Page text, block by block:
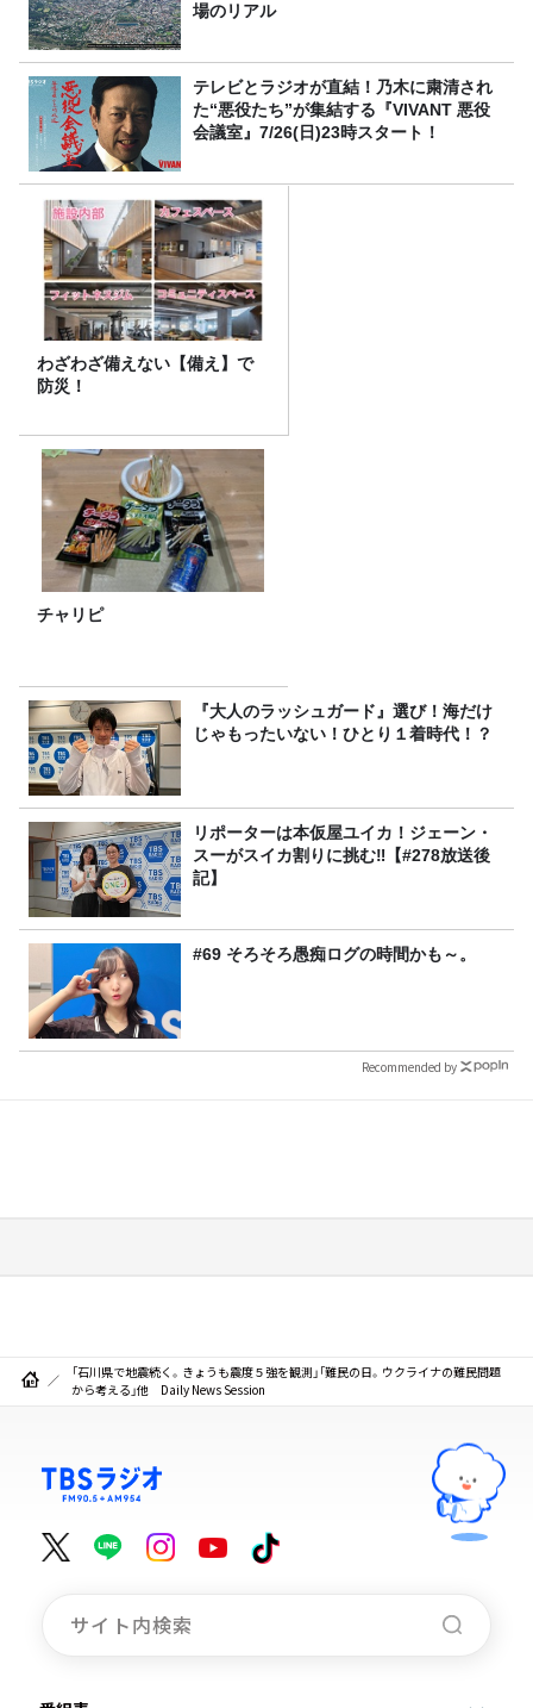
場のリアル
テレビとラジオが直結！乃木に粛清され
た“悪役たち”が集結する『VIVANT 悪役
会議室』7/26(日)23時スタート！
わざわざ備えない【備え】で
防災！
チャリピ
『大人のラッシュガード』選び！海だけ
じゃもったいない！ひとり１着時代！？
リポーターは本仮屋ユイカ！ジェーン・
スーがスイカ割りに挑む‼【#278放送後
記】
#69 そろそろ愚痴ログの時間かも～。
Recommended by
「石川県で地震続く。きょうも震度５強を観測」「難民の日。ウクライナの難民問題
から考える」他 Daily News Session